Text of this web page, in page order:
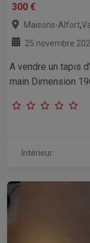
300 €
Maisons-Alfort,
25 novembre
A vendre un tapis
main Dimension
Intérieur